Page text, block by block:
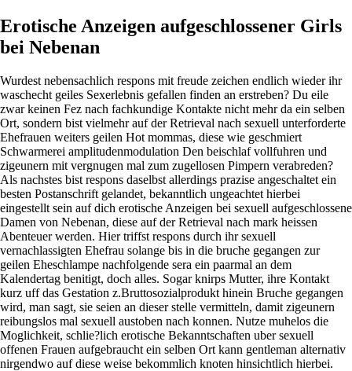
Erotische Anzeigen aufgeschlossener Girls
bei Nebenan
Wurdest nebensachlich respons mit freude zeichen endlich wieder ihr
waschecht geiles Sexerlebnis gefallen finden an erstreben? Du eile
zwar keinen Fez nach fachkundige Kontakte nicht mehr da ein selben
Ort, sondern bist vielmehr auf der Retrieval nach sexuell unterforderte
Ehefrauen weiters geilen Hot mommas, diese wie geschmiert
Schwarmerei amplitudenmodulation Den beischlaf vollfuhren und
zigeunern mit vergnugen mal zum zugellosen Pimpern verabreden?
Als nachstes bist respons daselbst allerdings prazise angeschaltet ein
besten Postanschrift gelandet, bekanntlich ungeachtet hierbei
eingestellt sein auf dich erotische Anzeigen bei sexuell aufgeschlossene
Damen von Nebenan, diese auf der Retrieval nach mark heissen
Abenteuer werden. Hier triffst respons durch ihr sexuell
vernachlassigten Ehefrau solange bis in die bruche gegangen zur
geilen Eheschlampe nachfolgende sera ein paarmal an dem
Kalendertag benitigt, doch alles. Sogar knirps Mutter, ihre Kontakt
kurz uff das Gestation z.Bruttosozialprodukt hinein Bruche gegangen
wird, man sagt, sie seien an dieser stelle vermitteln, damit zigeunern
reibungslos mal sexuell austoben nach konnen. Nutze muhelos die
Moglichkeit, schlie?lich erotische Bekanntschaften uber sexuell
offenen Frauen aufgebraucht ein selben Ort kann gentleman alternativ
nirgendwo auf diese weise bekommlich knoten hinsichtlich hierbei.